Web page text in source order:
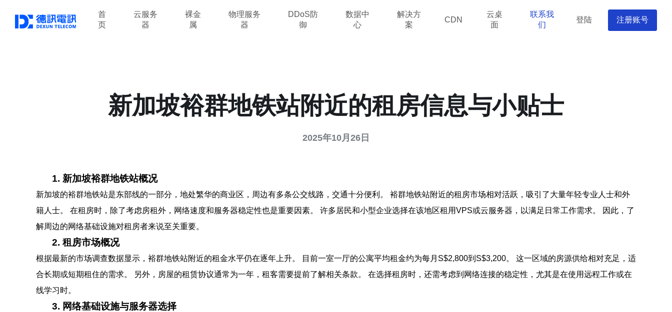
首
页
云服务
器
裸金
属
物理服务
器
DDoS防
御
数据中
心
解决方
案
CDN
云桌
面
联系我
们
登陆 注册账号
新加坡裕群地铁站附近的租房信息与小贴士
2025年10月26日
1. 新加坡裕群地铁站概况
新加坡的裕群地铁站是东部线的一部分，地处繁华的商业区，周边有多条公交线路，交通十分便利。 裕群地铁站附近的租房市场相对活跃，吸引了大量年轻专业人士和外
籍人士。 在租房时，除了考虑房租外，网络速度和服务器稳定性也是重要因素。 许多居民和小型企业选择在该地区租用VPS或云服务器，以满足日常工作需求。 因此，了
解周边的网络基础设施对租房者来说至关重要。
2. 租房市场概况
根据最新的市场调查数据显示，裕群地铁站附近的租金水平仍在逐年上升。 目前一室一厅的公寓平均租金约为每月S$2,800到S$3,200。 这一区域的房源供给相对充足，适
合长期或短期租住的需求。 另外，房屋的租赁协议通常为一年，租客需要提前了解相关条款。 在选择租房时，还需考虑到网络连接的稳定性，尤其是在使用远程工作或在
线学习时。
3. 网络基础设施与服务器选择